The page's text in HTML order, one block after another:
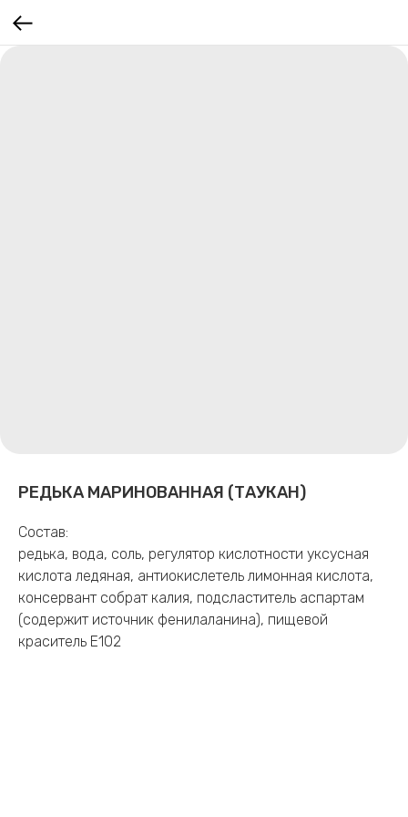
РЕДЬКА МАРИНОВАННАЯ (ТАУКАН)
Состав:
редька, вода, соль, регулятор кислотности уксусная
кислота ледяная, антиокислетель лимонная кислота,
консервант собрат калия, подсластитель аспартам
(содержит источник фенилаланина), пищевой
краситель Е102